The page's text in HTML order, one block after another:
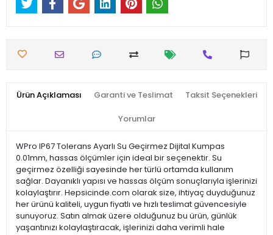
Ürün Açıklaması Garanti ve Teslimat Taksit Seçenekleri
Yorumlar
WPro IP67 Tolerans Ayarlı Su Geçirmez Dijital Kumpas
0.01mm, hassas ölçümler için ideal bir seçenektir. Su
geçirmez özelliği sayesinde her türlü ortamda kullanım
sağlar. Dayanıklı yapısı ve hassas ölçüm sonuçlarıyla işlerinizi
kolaylaştırır. Hepsicinde.com olarak size, ihtiyaç duyduğunuz
her ürünü kaliteli, uygun fiyatlı ve hızlı teslimat güvencesiyle
sunuyoruz. Satın almak üzere olduğunuz bu ürün, günlük
yaşantınızı kolaylaştıracak, işlerinizi daha verimli hale